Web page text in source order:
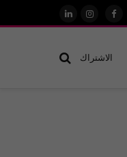
فيسبوكالانستغرام
لينكدإن
الاشتراك